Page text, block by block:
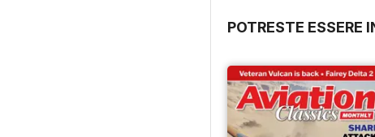
POTRESTE ESSERE